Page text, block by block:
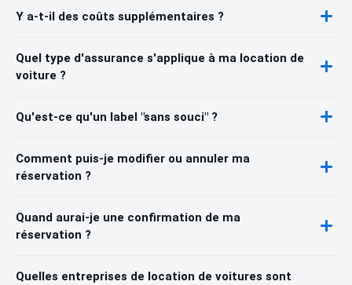
Y a-t-il des coûts supplémentaires ?
Quel type d'assurance s'applique à ma location de
voiture ?
Qu'est-ce qu'un label "sans souci" ?
Comment puis-je modifier ou annuler ma
réservation ?
Quand aurai-je une confirmation de ma
réservation ?
Quelles entreprises de location de voitures sont